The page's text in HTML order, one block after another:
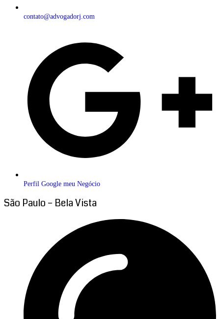
contato@advogadorj.com
Perfil Google meu Negócio
São Paulo – Bela Vista